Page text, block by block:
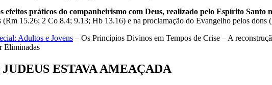
efeitos práticos do companheirismo com Deus, realizado pelo Espírito Santo
15.26; 2 Co 8.4; 9.13; Hb 13.16) e na proclamação do Evangelho pelos
Adultos e Jovens – Os Princípios Divinos em Tempos de Crise – A
Eliminadas
ESTAVA AMEAÇADA